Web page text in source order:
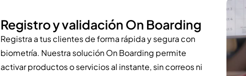
Registro y validación On Boarding
Registra a tus clientes de forma rápida y segura con
biometría. Nuestra solución On Boarding permite
activar productos o servicios al instante, sin correos ni